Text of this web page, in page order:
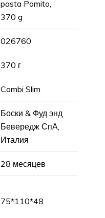
pasta Pomito,
370 g
026760
370 г
Combi Slim
Боски & Фуд энд
Бевередж СпА,
Италия
28 месяцев
75*110*48